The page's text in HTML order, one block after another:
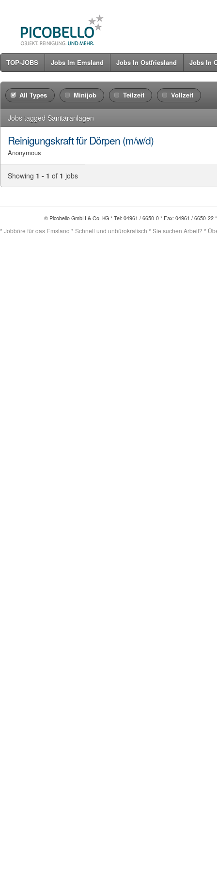
TOP-JOBS Jobs Im Emsland Jobs In Ostfriesland Jobs In
All Types Minijob Teilzeit Vollzeit
Jobs tagged Sanitäranlagen
Reinigungskraft für Dörpen (m/w/d)
Anonymous
Showing 1 - 1 of 1 jobs
© Picobello GmbH & Co. KG * Tel: 04961 / 6650-0 * Fax: 04961 / 6650-22
* Jobböre für das Emsland * Schnell und unbürokratisch * Sie suchen Arbeit? *